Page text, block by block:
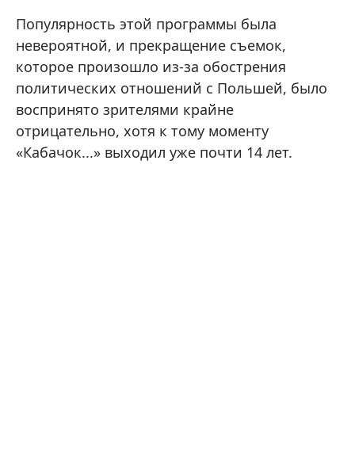
Популярность этой программы была
невероятной, и прекращение съемок,
которое произошло из-за обострения
политических отношений с Польшей, было
воспринято зрителями крайне
отрицательно, хотя к тому моменту
«Кабачок...» выходил уже почти 14 лет.